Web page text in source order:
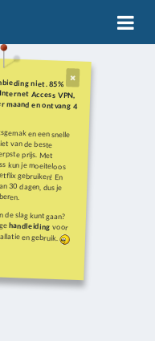
niet. 85%
Access VPN,
en ontvang 4
en een snelle
van de beste
prijs. Met
kun je moeiteloos
gebruiken! En
30 dagen, dus je
de slag kunt gaan?
handleiding voor
en gebruik.